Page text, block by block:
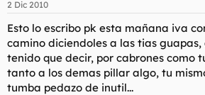
2 Dic 2010
Esto lo escribo pk esta mañana iva
camino diciendoles a las tias
tenido que decir, por cabrones como
tanto a los demas pillar algo, tu
tumba pedazo de inutil...